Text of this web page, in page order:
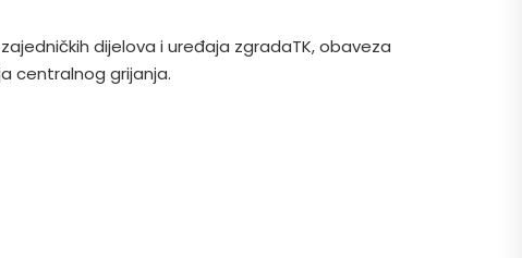
dijelova i uređaja zgradaTK, obaveza
centralnog grijanja.